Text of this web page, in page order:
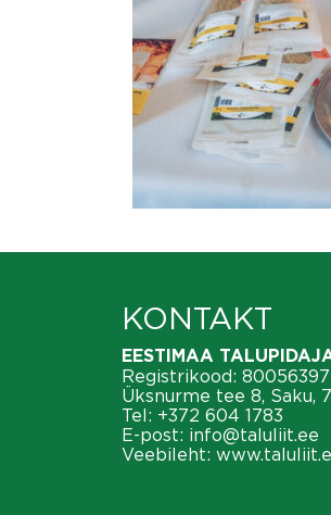
KONTAKT
EESTIMAA
Registrikood: 80056397
Üksnurme tee 8, Saku,
Tel: +372 604 1783
E-post: info@taluliit.ee
Veebileht: